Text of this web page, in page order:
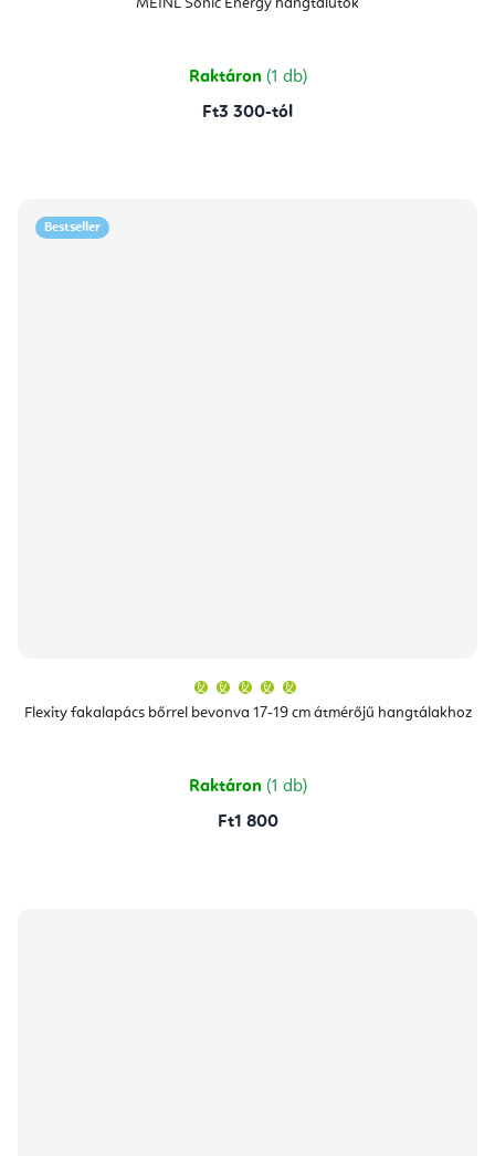
MEINL Sonic Energy hangtálütők
Raktáron (1 db)
Ft3 300-tól
Bestseller
Flexity fakalapács bőrrel bevonva 17-19 cm átmérőjű hangtálakhoz
átlagos
értékelése
csillag.
Raktáron (1 db)
Ft1 800